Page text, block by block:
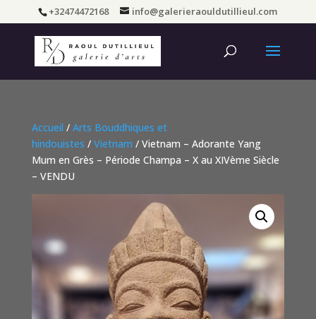
+32474472168 info@galerieraouldutillieul.com
Accueil / Arts Bouddhiques et
hindouistes / Vietnam / Vietnam – Adorante Yang
Mum en Grès – Période Champa – X au XIVème Siècle
– VENDU